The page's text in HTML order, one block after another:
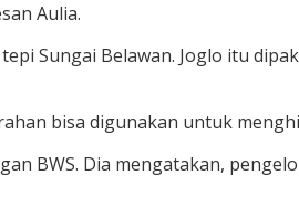
Aulia.
Sungai Belawan. Joglo itu
bisa digunakan untuk
BWS. Dia mengatakan,